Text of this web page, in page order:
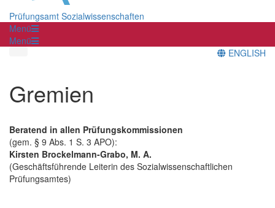
Prüfungsamt Sozialwissenschaften
Menü
Menü
ENGLISH
Gremien
Beratend in allen Prüfungskommissionen
(gem. § 9 Abs. 1 S. 3 APO):
Kirsten Brockelmann-Grabo, M. A.
(Geschäftsführende Leiterin des Sozialwissenschaftlichen
Prüfungsamtes)